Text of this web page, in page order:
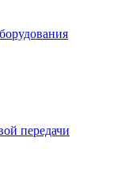
передачи